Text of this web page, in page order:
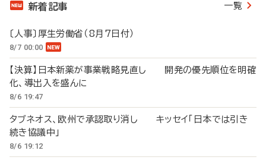
新着記事 一覧
〔人事〕厚生労働省（8月7日付）
8/7 00:00
【決算】日本新薬が事業戦略見直し 開発の優先順位を明確
化、導出入を盛んに
8/6 19:47
タブネオス、欧州で承認取り消し キッセイ「日本では引き
続き協議中」
8/6 19:12